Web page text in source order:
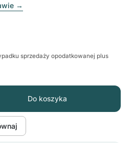
→
sprzedaży opodatkowanej plus
Do koszyka